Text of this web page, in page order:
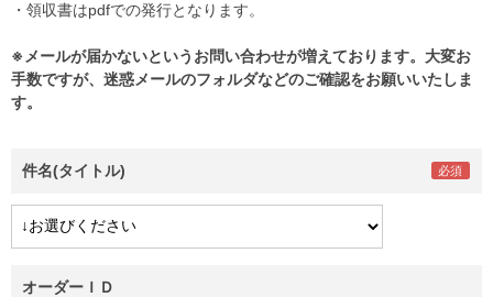
・領収書はpdfでの発行となります。
※メールが届かないというお問い合わせが増えております。大変お
手数ですが、迷惑メールのフォルダなどのご確認をお願いいたしま
す。
件名(タイトル)
オーダーＩＤ